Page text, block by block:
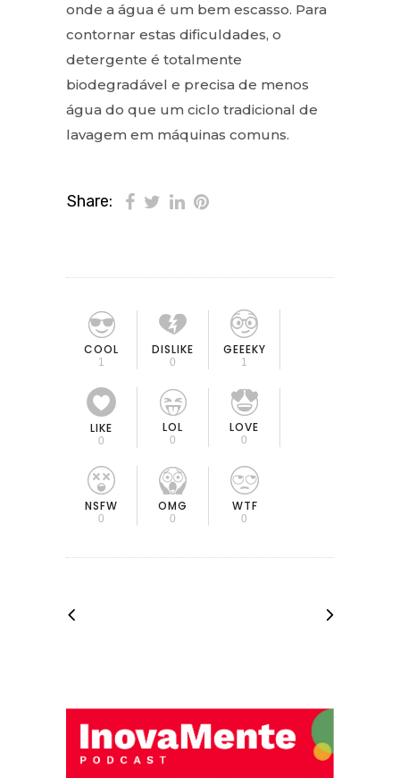
onde a água é um bem escasso. Para
contornar estas dificuldades, o
detergente é totalmente
biodegradável e precisa de menos
água do que um ciclo tradicional de
lavagem em máquinas comuns.
Share:
COOL
1
DISLIKE
0
GEEEKY
1
LIKE
0
LOL
0
LOVE
0
NSFW
0
OMG
0
WTF
0